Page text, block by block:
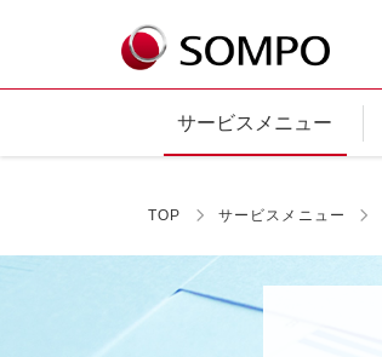
サービスメニュー
TOP サービスメニュー